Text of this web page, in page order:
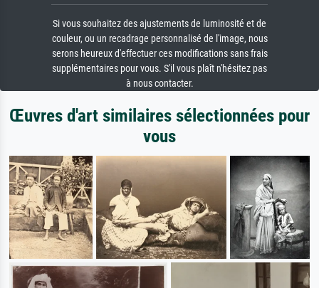
Si vous souhaitez des ajustements de luminosité et de
couleur, ou un recadrage personnalisé de l'image, nous
serons heureux d'effectuer ces modifications sans frais
supplémentaires pour vous. S'il vous plaît n'hésitez pas
à nous contacter.
Œuvres d'art similaires sélectionnées pour
vous